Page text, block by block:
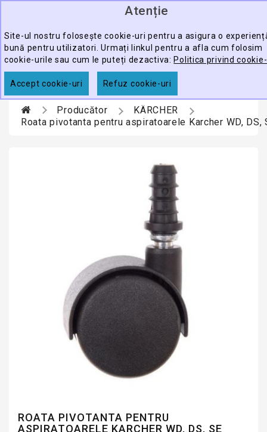
Atenție
Site-ul nostru folosește cookie-uri pentru a asigura o
bună pentru utilizatori. Urmați linkul pentru a afla cum folosim
cookie-urile sau cum le puteți dezactiva: Politica privind
Accept cookie-uri Refuz cookie-uri
CĂUTARE
ECHIPAMENTE
ACCESORII
PROMOTII
Producător
KÄRCHER
Roata pivotanta pentru aspiratoarele Karcher WD, DS,
ROATA PIVOTANTA PENTRU
ASPIRATOARELE KARCHER WD, DS, SE